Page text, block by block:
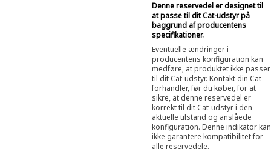
Denne reservedel er designet til
at passe til dit Cat-udstyr på
baggrund af producentens
specifikationer.
Eventuelle ændringer i
producentens konfiguration kan
medføre, at produktet ikke passer
til dit Cat-udstyr. Kontakt din Cat-
forhandler, før du køber, for at
sikre, at denne reservedel er
korrekt til dit Cat-udstyr i den
aktuelle tilstand og anslåede
konfiguration. Denne indikator kan
ikke garantere kompatibilitet for
alle reservedele.